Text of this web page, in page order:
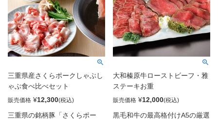
三重県産さくらポークしゃぶし
ゃぶ食べ比べセット
販売価格 ¥12,300
三重県の銘柄豚「さくらポー
大和榛原牛ローストビーフ・雅
ステーキお重
販売価格 ¥12,000
黒毛和牛の最高格付けA5の厳選